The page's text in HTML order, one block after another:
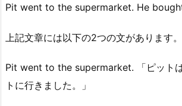
Pit went to the supermarket. He
上記文章には以下の2つの文があります。
Pit went to the supermarket. 「ピット
トに行きました。」